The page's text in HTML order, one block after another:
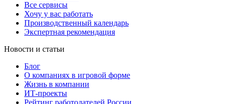
Все сервисы
Хочу у вас работать
Производственный календарь
Экспертная рекомендация
Новости и статьи
Блог
О компаниях в игровой форме
Жизнь в компании
ИТ-проекты
Рейтинг работодателей России